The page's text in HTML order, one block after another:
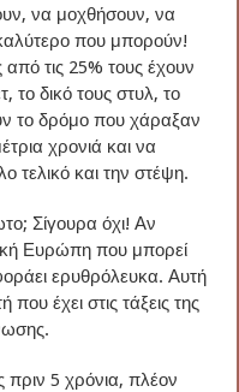
να μοχθήσουν, να
που μπορούν!
από τις 25% τους έχουν
δικό τους στυλ, το
το δρόμο που χάραξαν
χρονιά και να
τελικό και την στέψη.
Σίγουρα όχι! Αν
Ευρώπη που μπορεί
ερυθρόλευκα. Αυτή
έχει στις τάξεις της
5 χρόνια, πλέον